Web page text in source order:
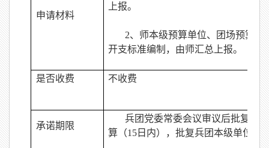
申请材料
上报。
2、师本级预算单位、团场预算单
开支标准编制，由师汇总上报。
是否收费 不收费
承诺期限
兵团党委常委会议审议后批复下
算（15 日内），批复兵团本级单位用